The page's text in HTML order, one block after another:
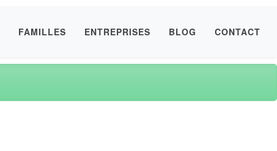
FAMILLES ENTREPRISES BLOG CONTACT